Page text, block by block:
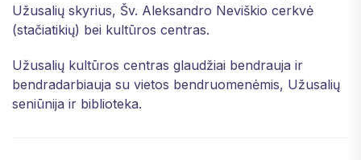
Užusalių skyrius, Šv. Aleksandro Neviškio cerkvė
(stačiatikių) bei kultūros centras.
Užusalių kultūros centras glaudžiai bendrauja ir
bendradarbiauja su vietos bendruomenėmis, Užusalių
seniūnija ir biblioteka.